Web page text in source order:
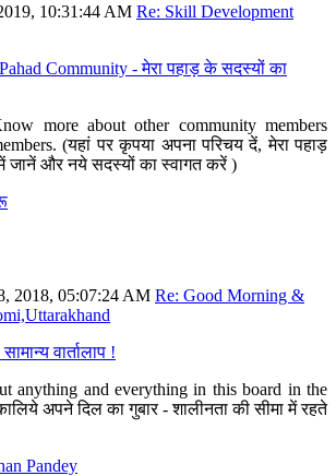
10:31:44 AM Re: Skill Development
Community - मेरा पहाड़ के सदस्यों का
more about other community members
(यहां पर कृपया अपना परिचय दें, मेरा पहाड़
जानें और नये सदस्यों का स्वागत करें )
2018, 05:07:24 AM Re: Good Morning &
वार्तालाप !
anything and everything in this board in the
अपने दिल का गुबार - शालीनता की सीमा में रहते
Pandey